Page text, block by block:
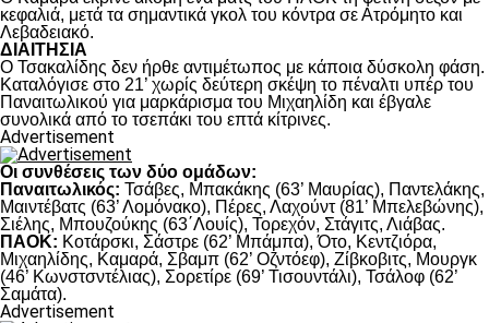
κεφαλιά, μετά τα σημαντικά γκολ του κόντρα σε Ατρόμητο και
Λεβαδειακό.
ΔΙΑΙΤΗΣΙΑ
Ο Τσακαλίδης δεν ήρθε αντιμέτωπος με κάποια δύσκολη φάση.
Καταλόγισε στο 21’ χωρίς δεύτερη σκέψη το πέναλτι υπέρ του
Παναιτωλικού για μαρκάρισμα του Μιχαηλίδη και έβγαλε
συνολικά από το τσεπάκι του επτά κίτρινες.
Advertisement
Οι συνθέσεις των δύο ομάδων:
Παναιτωλικός: Τσάβες, Μπακάκης (63’ Μαυρίας), Παντελάκης,
Μαιντέβατς (63’ Λομόνακο), Πέρες, Λαχούντ (81’ Μπελεβώνης),
Σιέλης, Μπουζούκης (63΄Λουίς), Τορεχόν, Στάγιτς, Λιάβας.
ΠΑΟΚ: Κοτάρσκι, Σάστρε (62’ Μπάμπα), Ότο, Κεντζιόρα,
Μιχαηλίδης, Καμαρά, Σβαμπ (62’ Οζντόεφ), Ζίβκοβιτς, Μουργκ
(46’ Κωνστσντέλιας), Σορετίρε (69’ Τισουντάλι), Τσάλοφ (62’
Σαμάτα).
Advertisement